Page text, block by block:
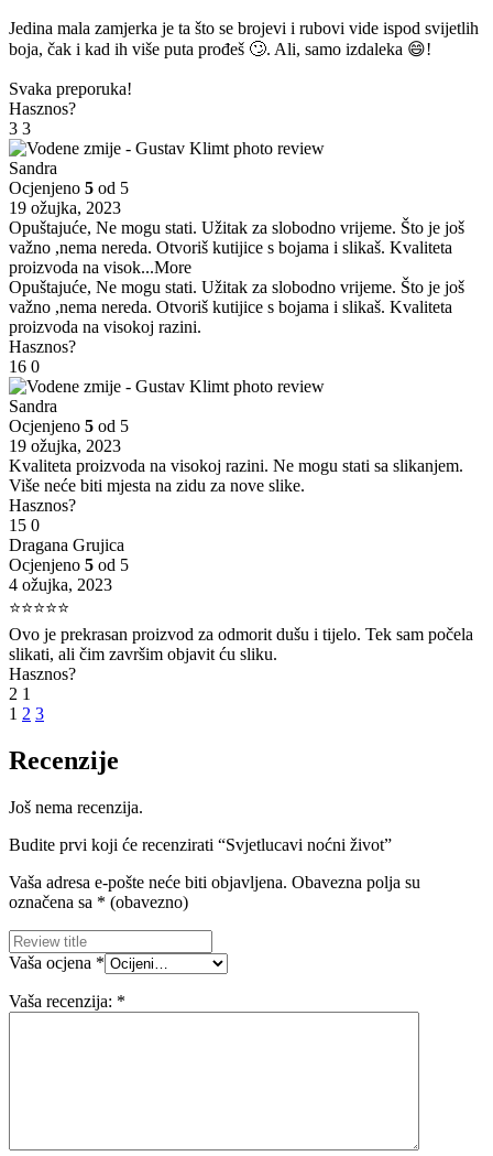
Jedina mala zamjerka je ta što se brojevi i rubovi vide ispod svijetlih
boja, čak i kad ih više puta prođeš 🙄. Ali, samo izdaleka 😄!
Svaka preporuka!
Hasznos?
3 3
Sandra
Ocjenjeno 5 od 5
19 ožujka, 2023
Opuštajuće, Ne mogu stati. Užitak za slobodno vrijeme. Što je još
važno ,nema nereda. Otvoriš kutijice s bojama i slikaš. Kvaliteta
proizvoda na visok...More
Opuštajuće, Ne mogu stati. Užitak za slobodno vrijeme. Što je još
važno ,nema nereda. Otvoriš kutijice s bojama i slikaš. Kvaliteta
proizvoda na visokoj razini.
Hasznos?
16 0
Sandra
Ocjenjeno 5 od 5
19 ožujka, 2023
Kvaliteta proizvoda na visokoj razini. Ne mogu stati sa slikanjem.
Više neće biti mjesta na zidu za nove slike.
Hasznos?
15 0
Dragana Grujica
Ocjenjeno 5 od 5
4 ožujka, 2023
⭐⭐⭐⭐⭐
Ovo je prekrasan proizvod za odmorit dušu i tijelo. Tek sam počela
slikati, ali čim završim objavit ću sliku.
Hasznos?
2 1
1 2 3
Recenzije
Još nema recenzija.
Budite prvi koji će recenzirati “Svjetlucavi noćni život”
Vaša adresa e-pošte neće biti objavljena. Obavezna polja su
označena sa * (obavezno)
Vaša ocjena *
Vaša recenzija: *